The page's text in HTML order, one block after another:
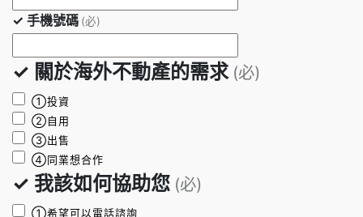
✓ 手機號碼 (必)
✓ 關於海外不動產的需求 (必)
①投資
②自用
③出售
④同業想合作
✓ 我該如何協助您 (必)
①希望可以電話諮詢